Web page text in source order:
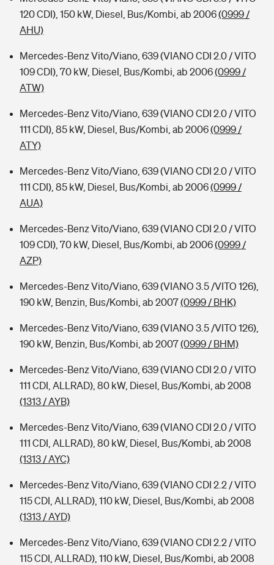
120 CDI), 150 kW, Diesel, Bus/Kombi, ab 2006(0999 /
AHU)
Mercedes-Benz Vito/Viano, 639 (VIANO CDI 2.0 / VITO
109 CDI), 70 kW, Diesel, Bus/Kombi, ab 2006(0999 /
ATW)
Mercedes-Benz Vito/Viano, 639 (VIANO CDI 2.0 / VITO
111 CDI), 85 kW, Diesel, Bus/Kombi, ab 2006(0999 /
ATY)
Mercedes-Benz Vito/Viano, 639 (VIANO CDI 2.0 / VITO
111 CDI), 85 kW, Diesel, Bus/Kombi, ab 2006(0999 /
AUA)
Mercedes-Benz Vito/Viano, 639 (VIANO CDI 2.0 / VITO
109 CDI), 70 kW, Diesel, Bus/Kombi, ab 2006(0999 /
AZP)
Mercedes-Benz Vito/Viano, 639 (VIANO 3.5 /VITO 126),
190 kW, Benzin, Bus/Kombi, ab 2007(0999 / BHK)
Mercedes-Benz Vito/Viano, 639 (VIANO 3.5 /VITO 126),
190 kW, Benzin, Bus/Kombi, ab 2007(0999 / BHM)
Mercedes-Benz Vito/Viano, 639 (VIANO CDI 2.0 / VITO
111 CDI, ALLRAD), 80 kW, Diesel, Bus/Kombi, ab 2008
(1313 / AYB)
Mercedes-Benz Vito/Viano, 639 (VIANO CDI 2.0 / VITO
111 CDI, ALLRAD), 80 kW, Diesel, Bus/Kombi, ab 2008
(1313 / AYC)
Mercedes-Benz Vito/Viano, 639 (VIANO CDI 2.2 / VITO
115 CDI, ALLRAD), 110 kW, Diesel, Bus/Kombi, ab 2008
(1313 / AYD)
Mercedes-Benz Vito/Viano, 639 (VIANO CDI 2.2 / VITO
115 CDI, ALLRAD), 110 kW, Diesel, Bus/Kombi, ab 2008